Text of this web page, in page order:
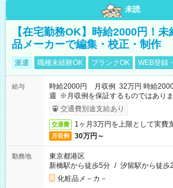
未読
【在宅勤務OK】時給2000円！
品メーカーで編集・校正・制作
派遣 職種未経験OK ブランクOK WEB登録
給与
時給2000円 月収例 32万円 時給
週 ※月収例を保証するものではあり
ービス利用可（利用条件有）
交通費別途支給あり
交通費 1ヶ月3万円を上限として実費
月収例 30万円～
勤務地
東京都港区
新橋駅から徒歩5分 / 汐留駅から徒歩
化粧品メ－カ－